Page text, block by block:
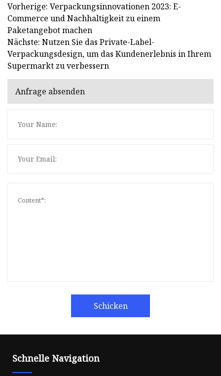
Vorherige: Verpackungsinnovationen 2023: E-
Commerce und Nachhaltigkeit zu einem
Paketangebot machen
Nächste: Nutzen Sie das Private-Label-
Verpackungsdesign, um das Kundenerlebnis in Ihrem
Supermarkt zu verbessern
Anfrage absenden
Schicken
Schnelle Navigation